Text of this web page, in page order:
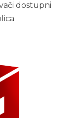
dostupni